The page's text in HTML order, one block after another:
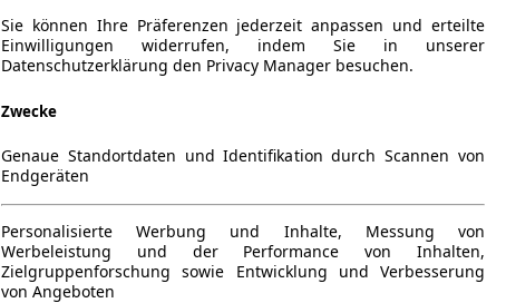
Sie können Ihre Präferenzen jederzeit anpassen und erteilte
Einwilligungen widerrufen, indem Sie in unserer
Datenschutzerklärung den Privacy Manager besuchen.
Zwecke
Genaue Standortdaten und Identifikation durch Scannen von
Endgeräten
Personalisierte Werbung und Inhalte, Messung von
Werbeleistung und der Performance von Inhalten,
Zielgruppenforschung sowie Entwicklung und Verbesserung
von Angeboten